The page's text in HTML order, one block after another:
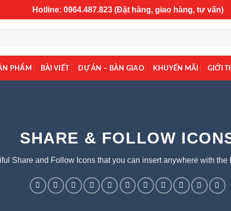
Hotline: 0964.487.823 (Đặt hàng, giao hàng, tư vấn)
PHẨM BÀI VIẾT DỰ ÁN – BÀN GIAO KHUYẾN MÃI GIỚI
SHARE & FOLLOW
Share and Follow Icons that you can insert anywhere with the